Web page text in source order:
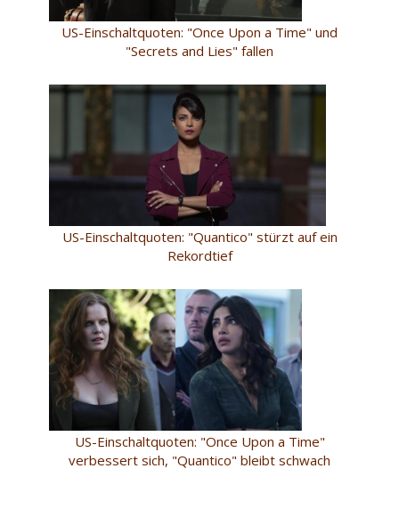
US-Einschaltquoten: "Once Upon a Time" und
"Secrets and Lies" fallen
US-Einschaltquoten: "Quantico" stürzt auf ein
Rekordtief
US-Einschaltquoten: "Once Upon a Time"
verbessert sich, "Quantico" bleibt schwach